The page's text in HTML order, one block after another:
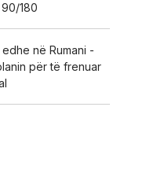
180
në Rumani -
për të frenuar